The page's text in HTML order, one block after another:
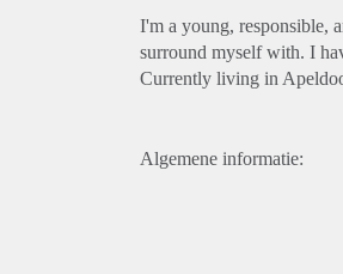
I'm a young, responsible,
surround myself with. I
Currently living in
Algemene informatie: